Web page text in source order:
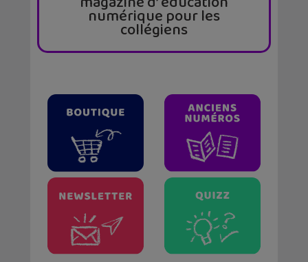
numérique pour les
collégiens